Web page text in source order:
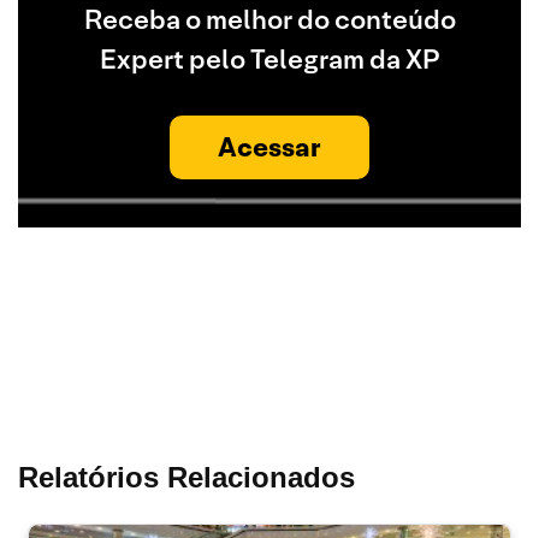
Receba o melhor do conteúdo
Expert pelo Telegram da XP
Acessar
Relatórios Relacionados